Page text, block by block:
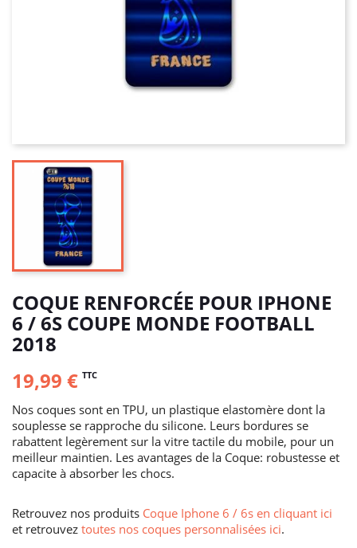
COQUE RENFORCÉE POUR IPHONE
6 / 6S COUPE MONDE FOOTBALL
2018
19,99 € TTC
Nos coques sont en TPU, un plastique elastomère dont la
souplesse se rapproche du silicone. Leurs bordures se
rabattent legèrement sur la vitre tactile du mobile, pour un
meilleur maintien. Les avantages de la Coque: robustesse et
capacite à absorber les chocs.
Retrouvez nos produits Coque Iphone 6 / 6s en cliquant ici
et retrouvez toutes nos coques personnalisées ici.